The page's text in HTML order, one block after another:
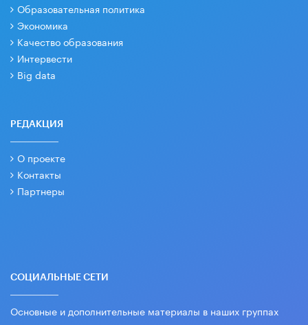
Образовательная политика
Экономика
Качество образования
Интервести
Big data
РЕДАКЦИЯ
О проекте
Контакты
Партнеры
СОЦИАЛЬНЫЕ СЕТИ
Основные и дополнительные материалы в наших группах